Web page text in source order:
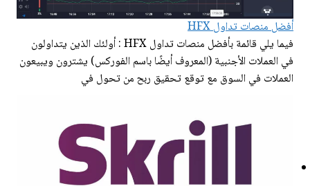
أفضل منصات تداول HFX
فيما يلي قائمة بأفضل منصات تداول HFX : أولئك الذين يتداولون
في العملات الأجنبية (المعروف أيضًا باسم الفوركس) يشترون ويبيعون
العملات في السوق مع توقع تحقيق ربح من تحول في